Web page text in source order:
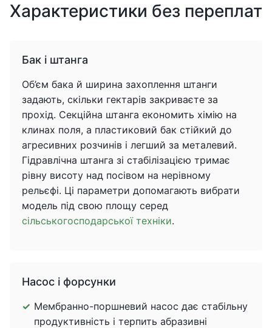
Характеристики без переплат
Бак і штанга
Об’єм бака й ширина захоплення штанги
задають, скільки гектарів закриваєте за
прохід. Секційна штанга економить хімію на
клинах поля, а пластиковий бак стійкий до
агресивних розчинів і легший за металевий.
Гідравлічна штанга зі стабілізацією тримає
рівну висоту над посівом на нерівному
рельєфі. Ці параметри допомагають вибрати
модель під свою площу серед
сільськогосподарської техніки.
Насос і форсунки
Мембранно-поршневий насос дає стабільну
продуктивність і терпить абразивні